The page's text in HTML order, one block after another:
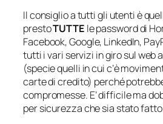
Il consiglio a tutti gli utenti è
prestoTUTTE le password di
Facebook, Google, LinkedIn,
tutti i vari servizi in giro sul web
(specie quelli in cui c’è
carte di credito) perché
compromesse. E’ difficile ma
per sicurezza che sia stato